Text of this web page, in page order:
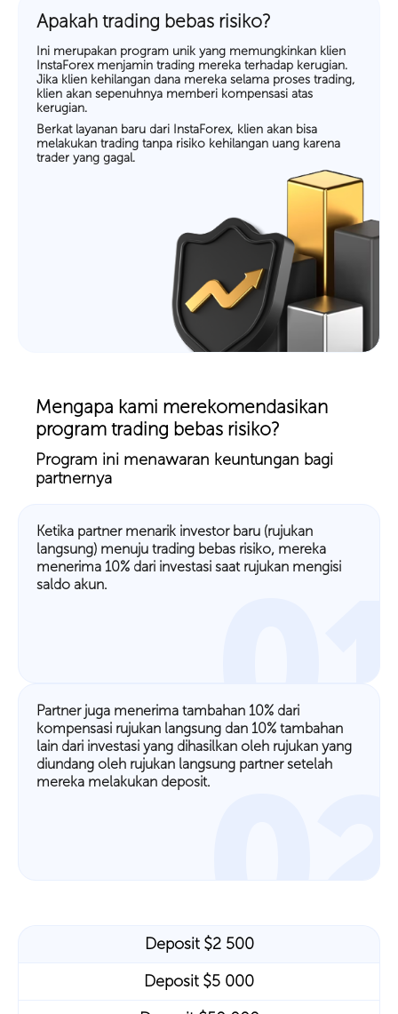
Apakah trading bebas risiko?
Ini merupakan program unik yang memungkinkan klien
InstaForex menjamin trading mereka terhadap kerugian.
Jika klien kehilangan dana mereka selama proses trading,
klien akan sepenuhnya memberi kompensasi atas
kerugian.
Berkat layanan baru dari InstaForex, klien akan bisa
melakukan trading tanpa risiko kehilangan uang karena
trader yang gagal.
Mengapa kami merekomendasikan
program trading bebas risiko?
Program ini menawaran keuntungan bagi
partnernya
Ketika partner menarik investor baru (rujukan
langsung) menuju trading bebas risiko, mereka
menerima 10% dari investasi saat rujukan mengisi
saldo akun.
Partner juga menerima tambahan 10% dari
kompensasi rujukan langsung dan 10% tambahan
lain dari investasi yang dihasilkan oleh rujukan yang
diundang oleh rujukan langsung partner setelah
mereka melakukan deposit.
Deposit $2 500
Deposit $5 000